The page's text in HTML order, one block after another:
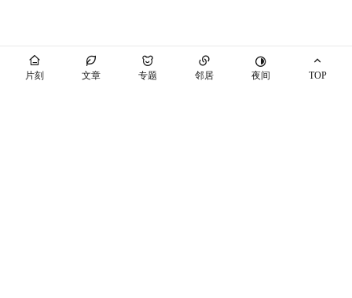
片刻 文章 专题 邻居 夜间 TOP